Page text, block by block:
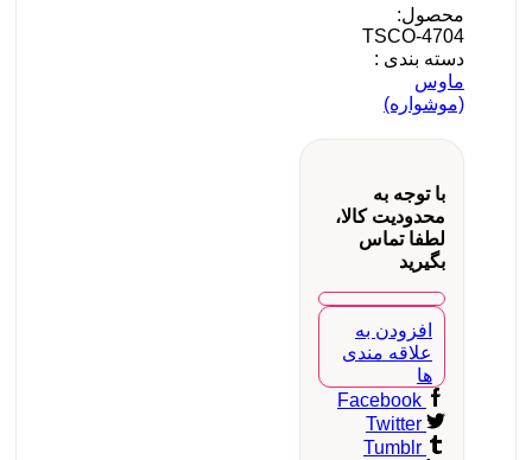
محصول:
TSCO-4704
دسته بندی :
ماوس
(موشواره)
با توجه به
محدودیت کالا،
لطفا تماس
بگیرید
افزودن به
علاقه مندی
Facebook
Twitter
Tumblr